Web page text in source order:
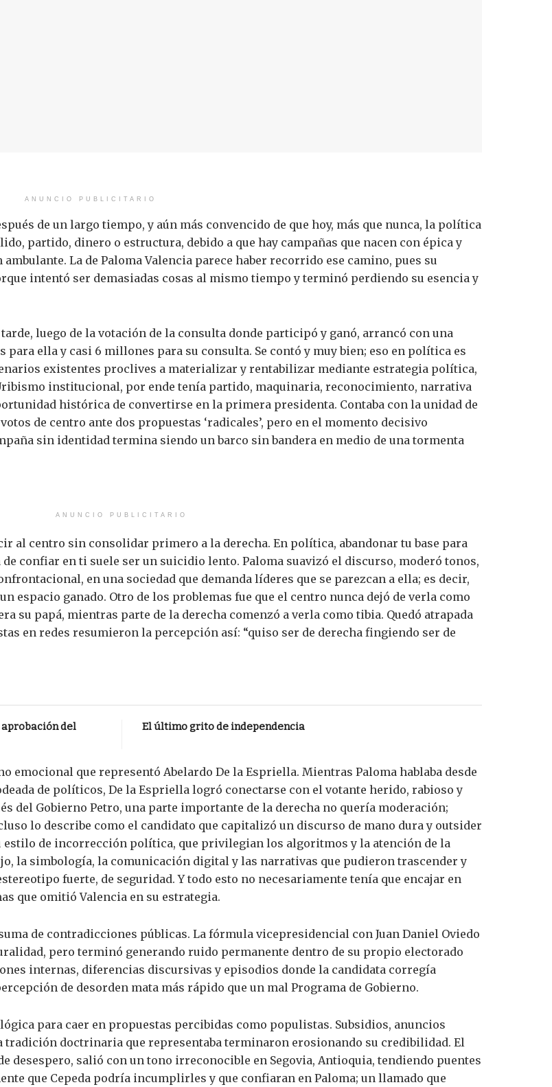
ANUNCIO PUBLICITARIO
de un largo tiempo, y aún más convencido de que hoy, más que nunca, la política
partido, dinero o estructura, debido a que hay campañas que nacen con épica y
La de Paloma Valencia parece haber recorrido ese camino, pues su
intentó ser demasiadas cosas al mismo tiempo y terminó perdiendo su esencia y
luego de la votación de la consulta donde participó y ganó, arrancó con una
para ella y casi 6 millones para su consulta. Se contó y muy bien; eso en política es
existentes proclives a materializar y rentabilizar mediante estrategia política,
institucional, por ende tenía partido, maquinaria, reconocimiento, narrativa
histórica de convertirse en la primera presidenta. Contaba con la unidad de
de centro ante dos propuestas ‘radicales’, pero en el momento decisivo
sin identidad termina siendo un barco sin bandera en medio de una tormenta
ANUNCIO PUBLICITARIO
al centro sin consolidar primero a la derecha. En política, abandonar tu base para
confiar en ti suele ser un suicidio lento. Paloma suavizó el discurso, moderó tonos,
en una sociedad que demanda líderes que se parezcan a ella; es decir,
espacio ganado. Otro de los problemas fue que el centro nunca dejó de verla como
su papá, mientras parte de la derecha comenzó a verla como tibia. Quedó atrapada
en redes resumieron la percepción así: “quiso ser de derecha fingiendo ser de
aprobación del
El último grito de independencia
emocional que representó Abelardo De la Espriella. Mientras Paloma hablaba desde
de políticos, De la Espriella logró conectarse con el votante herido, rabioso y
del Gobierno Petro, una parte importante de la derecha no quería moderación;
lo describe como el candidato que capitalizó un discurso de mano dura y outsider
estilo de incorrección política, que privilegian los algoritmos y la atención de la
la simbología, la comunicación digital y las narrativas que pudieron trascender y
fuerte, de seguridad. Y todo esto no necesariamente tenía que encajar en
que omitió Valencia en su estrategia.
de contradicciones públicas. La fórmula vicepresidencial con Juan Daniel Oviedo
pero terminó generando ruido permanente dentro de su propio electorado
internas, diferencias discursivas y episodios donde la candidata corregía
de desorden mata más rápido que un mal Programa de Gobierno.
para caer en propuestas percibidas como populistas. Subsidios, anuncios
tradición doctrinaria que representaba terminaron erosionando su credibilidad. El
desespero, salió con un tono irreconocible en Segovia, Antioquia, tendiendo puentes
que Cepeda podría incumplirles y que confiaran en Paloma; un llamado que